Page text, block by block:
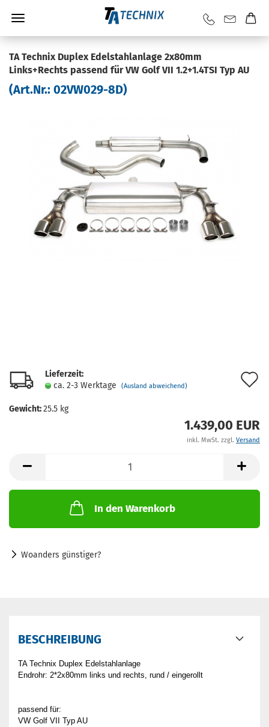
TA Tech­nix Du­plex Edel­stahl­an­la­ge 2x80mm
Links+Rechts pas­send für VW Golf VII 1.2+1.4TSI Typ AU
(Art.Nr.: 02VW029-​8D)
Lieferzeit:
ca. 2-3 Werktage
(Ausland abweichend)
Gewicht:25.5 kg
1.439,00 EUR
inkl. MwSt. zzgl. Versand
In den Warenkorb
Woanders günstiger?
BESCHREIBUNG
TA Technix Duplex Edelstahlanlage
Endrohr: 2*2x80mm links und rechts, rund / eingerollt
passend für:
VW Golf VII Typ AU